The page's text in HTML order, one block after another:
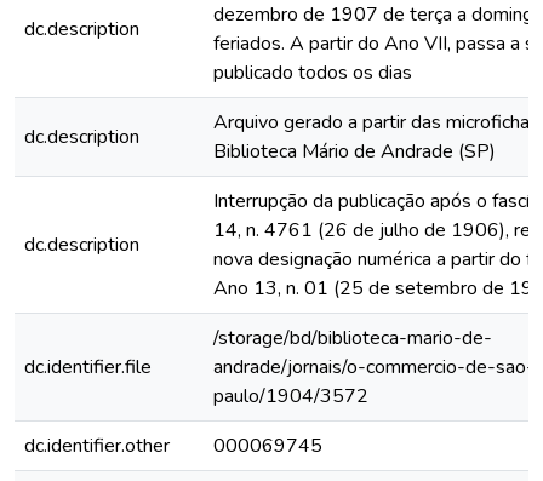
dc.description
dezembro de 1907 de terça a
feriados. A partir do Ano VII, passa a
publicado todos os dias
dc.description
Arquivo gerado a partir das
Biblioteca Mário de Andrade (SP)
dc.description
Interrupção da publicação após o
14, n. 4761 (26 de julho de 1906),
nova designação numérica a partir do
Ano 13, n. 01 (25 de setembro de
dc.identifier.file
/storage/bd/biblioteca-mario-de-
andrade/jornais/o-commercio-de-sao-
paulo/1904/3572
dc.identifier.other
000069745